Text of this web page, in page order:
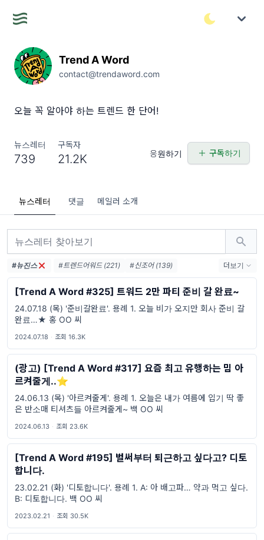
Trend A Word
contact@trendaword.com
오늘 꼭 알아야 하는 트렌드 한 단어!
뉴스레터
739
구독자
21.2K 응원하기 구독하기
뉴스레터 댓글 메일러 소개
#뉴진스 #트렌드어워드 (221)
#신조어 (139)
#trendaword (117)
#유행어 (57)
#휴재 (29)
#트렌드어워드뉴스레터 (27)
#요즘밈 (27)
#트렌드어워드레터 (27)
#2026밈 (26)
#밈 (24)
#7월밈 (21)
더보기
[Trend A Word #325] 트워드 2만 파티 준비 갈 완료~
24.07.18 (목) '준비갈완료'. 용례 1. 오늘 비가 오지만 회사 준비 갈
완료…★ 홍 OO 씨
2024.07.18 · 조회 16.3K
(광고) [Trend A Word #317] 요즘 최고 유행하는 밈 아
르켜줄게..⭐️
24.06.13 (목) '아르켜줄게'. 용례 1. 오늘은 내가 여름에 입기 딱 좋
은 반소매 티셔츠들 아르켜줄게~ 백 OO 씨
2024.06.13 · 조회 23.6K
[Trend A Word #195] 벌써부터 퇴근하고 싶다고? 디토
합니다.
23.02.21 (화) '디토합니다'. 용례 1. A: 아 배고파… 약과 먹고 싶다.
B: 디토합니다. 백 OO 씨
2023.02.21 · 조회 30.5K